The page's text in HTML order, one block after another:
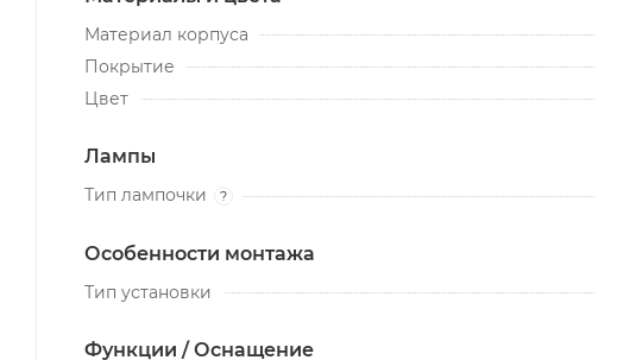
Материал корпуса
Покрытие
Цвет
Лампы
Тип лампочки ?
Особенности монтажа
Тип установки
Функции / Оснащение